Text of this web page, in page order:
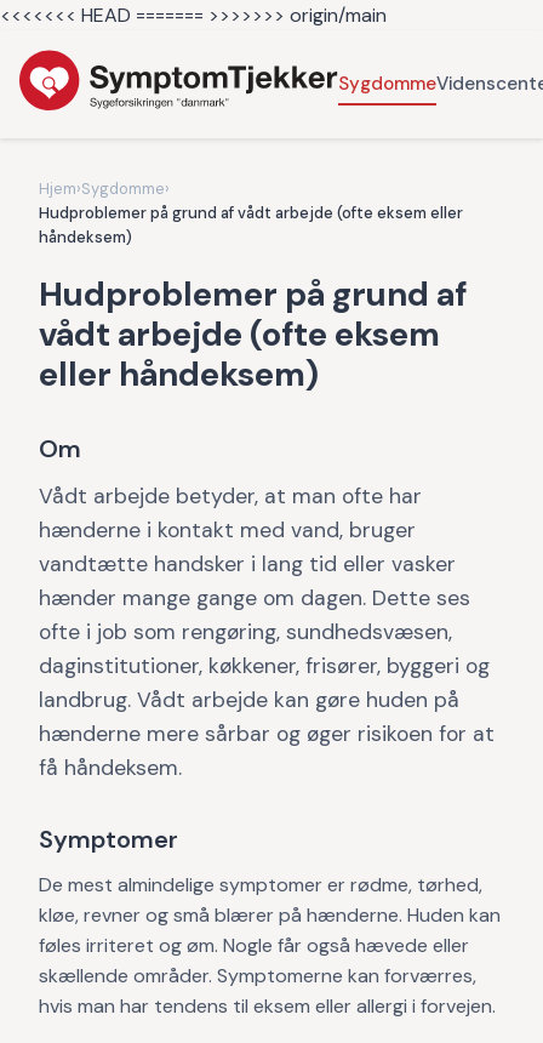
<<<<<<< HEAD ======= >>>>>>> origin/main
Sygdomme
Hjem›Sygdomme›
Hudproblemer på grund af vådt arbejde (ofte eksem eller
håndeksem)
Hudproblemer på grund af
vådt arbejde (ofte eksem
eller håndeksem)
Om
Vådt arbejde betyder, at man ofte har
hænderne i kontakt med vand, bruger
vandtætte handsker i lang tid eller vasker
hænder mange gange om dagen. Dette ses
ofte i job som rengøring, sundhedsvæsen,
daginstitutioner, køkkener, frisører, byggeri og
landbrug. Vådt arbejde kan gøre huden på
hænderne mere sårbar og øger risikoen for at
få håndeksem.
Symptomer
De mest almindelige symptomer er rødme, tørhed,
kløe, revner og små blærer på hænderne. Huden kan
føles irriteret og øm. Nogle får også hævede eller
skællende områder. Symptomerne kan forværres,
hvis man har tendens til eksem eller allergi i forvejen.